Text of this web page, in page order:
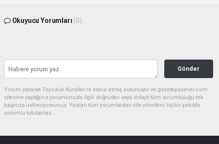
Okuyucu Yorumları (0)
Gönder
Yorum yazarak Topluluk Kuralları’nı kabul etmiş bulunuyor ve gazetepasinler.com
sitesine yaptığınız yorumunuzla ilgili doğrudan veya dolaylı tüm sorumluluğu tek
başınıza üstleniyorsunuz. Yazılan tüm yorumlardan site yönetimi hiçbir şekilde
sorumlu tutulamaz.